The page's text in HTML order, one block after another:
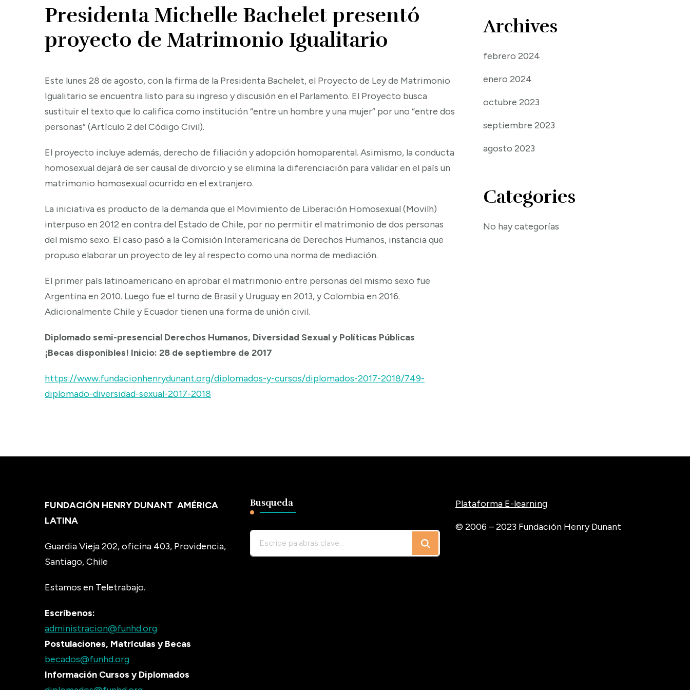
Presidenta Michelle Bachelet presentó
proyecto de Matrimonio Igualitario
Este lunes 28 de agosto, con la firma de la Presidenta Bachelet, el Proyecto de Ley de Matrimonio
Igualitario se encuentra listo para su ingreso y discusión en el Parlamento. El Proyecto busca
sustituir el texto que lo califica como institución “entre un hombre y una mujer” por uno “entre dos
personas” (Artículo 2 del Código Civil).
El proyecto incluye además, derecho de filiación y adopción homoparental. Asimismo, la conducta
homosexual dejará de ser causal de divorcio y se elimina la diferenciación para validar en el país un
matrimonio homosexual ocurrido en el extranjero.
La iniciativa es producto de la demanda que el Movimiento de Liberación Homosexual (Movilh)
interpuso en 2012 en contra del Estado de Chile, por no permitir el matrimonio de dos personas
del mismo sexo. El caso pasó a la Comisión Interamericana de Derechos Humanos, instancia que
propuso elaborar un proyecto de ley al respecto como una norma de mediación.
El primer país latinoamericano en aprobar el matrimonio entre personas del mismo sexo fue
Argentina en 2010. Luego fue el turno de Brasil y Uruguay en 2013, y Colombia en 2016.
Adicionalmente Chile y Ecuador tienen una forma de unión civil.
Diplomado semi-presencial Derechos Humanos, Diversidad Sexual y Políticas Públicas
¡Becas disponibles! Inicio: 28 de septiembre de 2017
https://www.fundacionhenrydunant.org/diplomados-y-cursos/diplomados-2017-2018/749-
diplomado-diversidad-sexual-2017-2018
Archives
febrero 2024
enero 2024
octubre 2023
septiembre 2023
agosto 2023
Categories
No hay categorías
FUNDACIÓN HENRY DUNANT AMÉRICA
LATINA
Guardia Vieja 202, oficina 403, Providencia,
Santiago, Chile
Estamos en Teletrabajo.
Escríbenos:
administracion@funhd.org
Postulaciones, Matrículas y Becas
becados@funhd.org
Información Cursos y Diplomados
Busqueda
¿Buscas
algo?
Plataforma E-learning
© 2006 – 2023 Fundación Henry Dunant